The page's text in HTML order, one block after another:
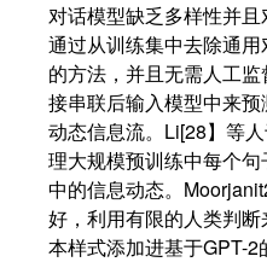
对话模型缺乏多样性并
通过从训练集中去除通
的方法，并且无需人工
接串联后输入模型中来
动态信息流。Li[28】等
理大规模预训练中每个
中的信息动态。
好，利用有限的人类判
本样式添加进基于GPT-